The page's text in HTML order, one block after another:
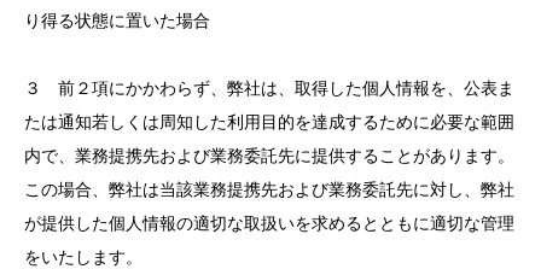
り得る状態に置いた場合
３ 前２項にかかわらず、弊社は、取得した個人情報を、公表ま
たは通知若しくは周知した利用目的を達成するために必要な範囲
内で、業務提携先および業務委託先に提供することがあります。
この場合、弊社は当該業務提携先および業務委託先に対し、弊社
が提供した個人情報の適切な取扱いを求めるとともに適切な管理
をいたします。